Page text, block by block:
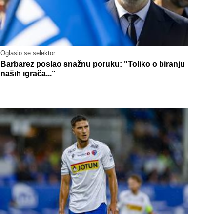
Oglasio se selektor
Barbarez poslao snažnu poruku: "Toliko o biranju
naših igrača..."